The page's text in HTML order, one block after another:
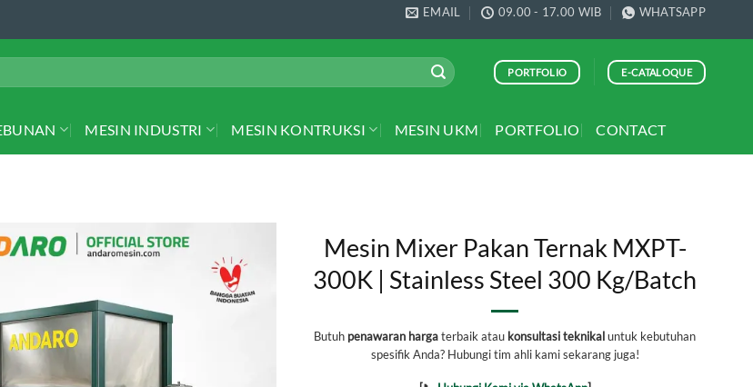
EMAIL 09.00 - 17.00 WIB WHATSAPP
PORTFOLIO E-CATALOQUE
MESIN INDUSTRI MESIN KONTRUKSI MESIN UKM PORTFOLIO CONTACT
Mesin Mixer Pakan Ternak MXPT-
300K | Stainless Steel 300 Kg/Batch
Butuh penawaran hargaterbaik atau konsultasi teknikaluntuk kebutuhan
spesifik Anda? Hubungi tim ahli kami sekarang juga!